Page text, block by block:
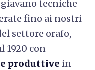
tecniche
fino ai nostri
settore orafo,
1920 con
produttive in